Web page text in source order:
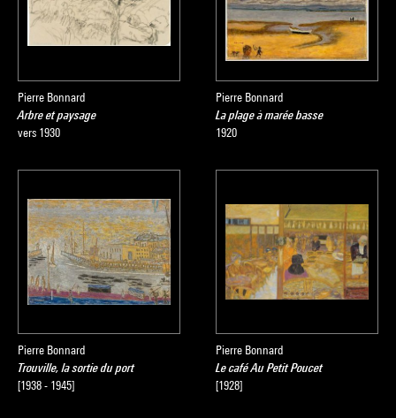
Pierre Bonnard
Arbre et paysage
vers 1930
Pierre Bonnard
La plage à marée basse
1920
Pierre Bonnard
Trouville, la sortie du port
[1938 - 1945]
Pierre Bonnard
Le café Au Petit Poucet
[1928]